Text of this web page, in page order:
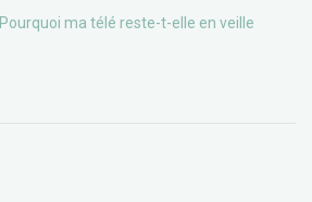
Pourquoi ma télé reste-t-elle en veille